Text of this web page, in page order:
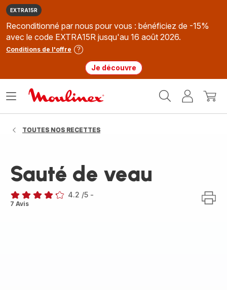
EXTRA15R
Reconditionné par nous pour vous : bénéficiez de -15%
avec le code EXTRA15R jusqu'au 16 août 2026.
Conditions de l'offre
Je découvre
MonMon
Ouvrir
TOUTES NOS RECETTES
Sauté de veau
ratings.4.2
4.2 /5 -
7 Avis